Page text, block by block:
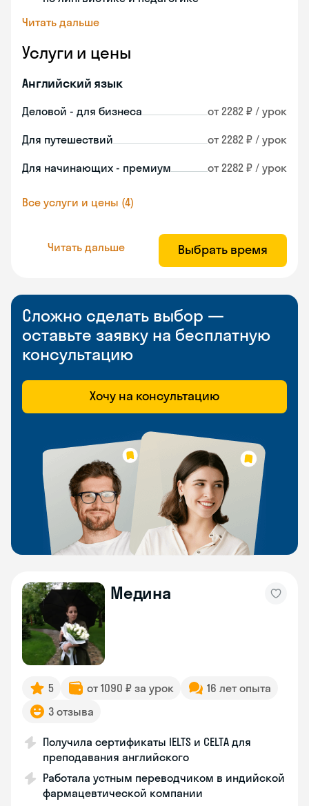
Читать дальше
Услуги и цены
Английский язык
Деловой - для бизнеса от 2282 ₽ / урок
Для путешествий от 2282 ₽ / урок
Для начинающих - премиум от 2282 ₽ / урок
Все услуги и цены (4)
Читать дальше Выбрать время
Сложно сделать выбор —
оставьте заявку на бесплатную
консультацию
Хочу на консультацию
Медина
5 от 1090 ₽ за урок
16 лет опыта
3 отзыва
Получила сертификаты IELTS и CELTA для
преподавания английского
Работала устным переводчиком в индийской
фармацевтической компании